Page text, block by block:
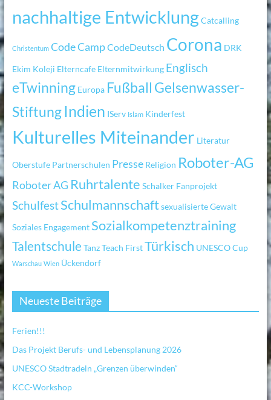
nachhaltige EntwicklungCatcalling
Christentum Code CampCodeDeutsch Corona DRK
Ekim Koleji Elterncafe Elternmitwirkung Englisch
eTwinning Europa Fußball Gelsenwasser-
StiftungIndien IServ Islam Kinderfest
Kulturelles Miteinander Literatur
Oberstufe Partnerschulen Presse Religion Roboter-AG
Roboter AG Ruhrtalente Schalker Fanprojekt
SchulfestSchulmannschaftsexualisierte Gewalt
Soziales Engagement Sozialkompetenztraining
TalentschuleTanzTeach FirstTürkisch UNESCO Cup
Warschau Wien Ückendorf
Neueste Beiträge
Ferien!!!
Das Projekt Berufs- und Lebensplanung 2026
UNESCO Stadtradeln „Grenzen überwinden“
KCC-Workshop